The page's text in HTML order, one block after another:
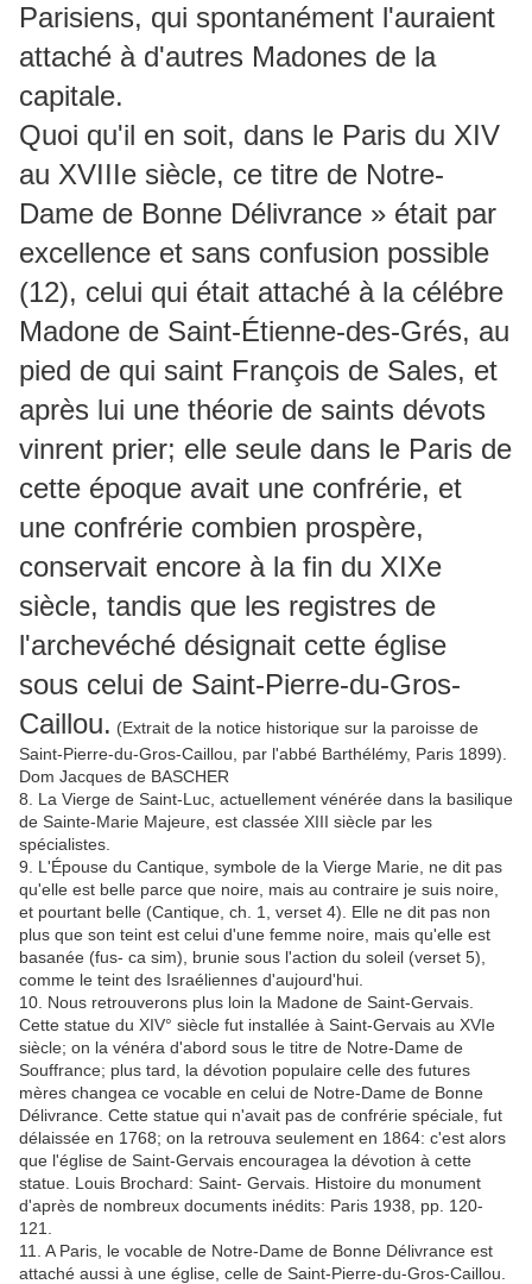
Parisiens, qui spontanément l'auraient
attaché à d'autres Madones de la
capitale.
Quoi qu'il en soit, dans le Paris du XIV
au XVIIIe siècle, ce titre de Notre-
Dame de Bonne Délivrance » était par
excellence et sans confusion possible
(12), celui qui était attaché à la célébre
Madone de Saint-Étienne-des-Grés, au
pied de qui saint François de Sales, et
après lui une théorie de saints dévots
vinrent prier; elle seule dans le Paris de
cette époque avait une confrérie, et
une confrérie combien prospère,
conservait encore à la fin du XIXe
siècle, tandis que les registres de
l'archevéché désignait cette église
sous celui de Saint-Pierre-du-Gros-
Caillou. (Extrait de la notice historique sur la paroisse de
Saint-Pierre-du-Gros-Caillou, par l'abbé Barthélémy, Paris 1899).
Dom Jacques de BASCHER
8. La Vierge de Saint-Luc, actuellement vénérée dans la basilique
de Sainte-Marie Majeure, est classée XIII siècle par les
spécialistes.
9. L'Épouse du Cantique, symbole de la Vierge Marie, ne dit pas
qu'elle est belle parce que noire, mais au contraire je suis noire,
et pourtant belle (Cantique, ch. 1, verset 4). Elle ne dit pas non
plus que son teint est celui d'une femme noire, mais qu'elle est
basanée (fus- ca sim), brunie sous l'action du soleil (verset 5),
comme le teint des Israéliennes d'aujourd'hui.
10. Nous retrouverons plus loin la Madone de Saint-Gervais.
Cette statue du XIV° siècle fut installée à Saint-Gervais au XVIe
siècle; on la vénéra d'abord sous le titre de Notre-Dame de
Souffrance; plus tard, la dévotion populaire celle des futures
mères changea ce vocable en celui de Notre-Dame de Bonne
Délivrance. Cette statue qui n'avait pas de confrérie spéciale, fut
délaissée en 1768; on la retrouva seulement en 1864: c'est alors
que l'église de Saint-Gervais encouragea la dévotion à cette
statue. Louis Brochard: Saint- Gervais. Histoire du monument
d'après de nombreux documents inédits: Paris 1938, pp. 120-
121.
11. A Paris, le vocable de Notre-Dame de Bonne Délivrance est
attaché aussi à une église, celle de Saint-Pierre-du-Gros-Caillou.